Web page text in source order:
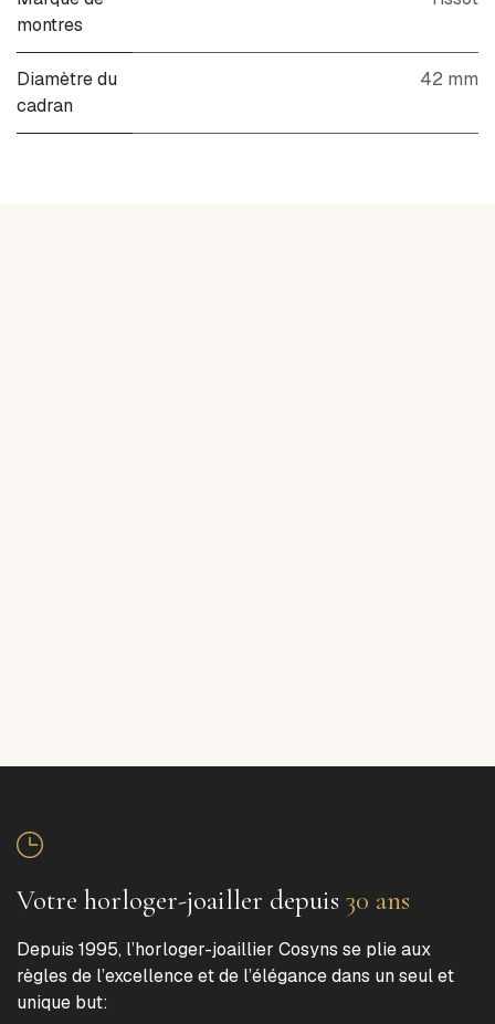
montres
Diamètre du
cadran
42 mm
Votre horloger-joailler depuis 30 ans
Depuis 1995, l’horloger-joaillier Cosyns se plie aux
règles de l’excellence et de l’élégance dans un seul et
unique but: